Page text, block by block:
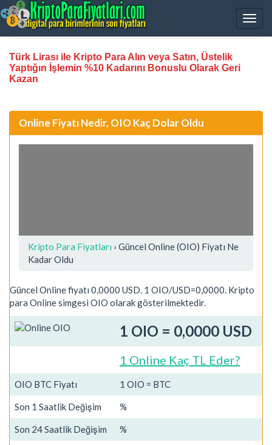
Türk Lirası ile Kripto Para Alın veya Satın, Üstelik
Yaptığın İşlemin %10 Kadarını Bonuslu Olarak Geri
Kazan
Online Fiyatı Nedir, OIO Kaç Dolar Oldu
Kripto Para Fiyatları › Güncel Online (OIO) Fiyatı Ne
Kadar Oldu
Güncel Online fiyatı 0,0000 USD. 1 OIO/USD=0,0000. Kripto
para Online simgesi OIO olarak gösterilmektedir.
1 OIO = 0,0000 USD
1 Online Kaç TL Eder?
OIO BTC Fiyatı 1 OIO = BTC
Son 1 Saatlik Değişim %
Son 24 Saatlik Değişim %